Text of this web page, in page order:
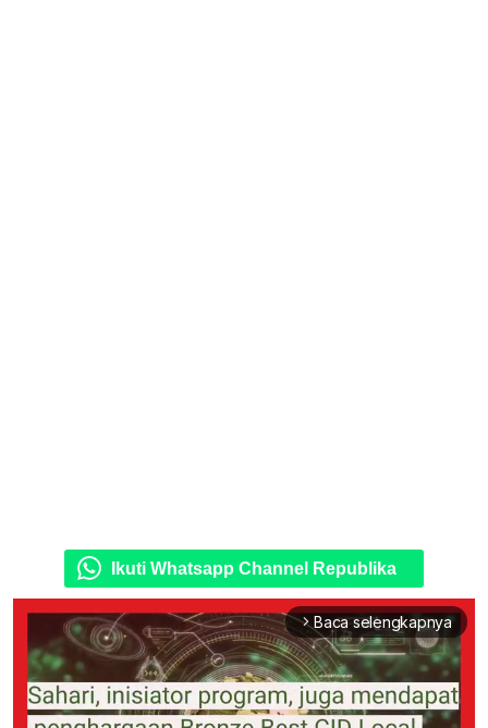
Ikuti Whatsapp Channel Republika
arrow_forward_ios Baca selengkapnya